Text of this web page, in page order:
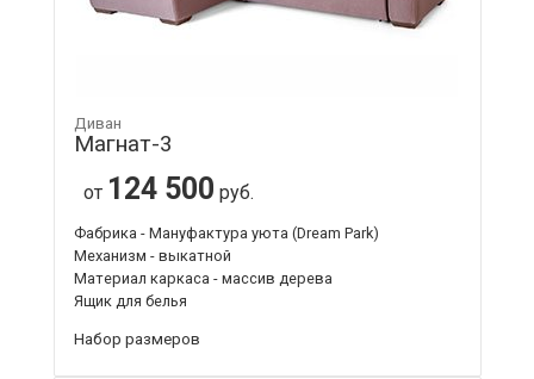
Диван
Магнат-3
от 124 500 руб.
Фабрика - Мануфактура уюта (Dream Park)
Механизм - выкатной
Материал каркаса - массив дерева
Ящик для белья
Набор размеров